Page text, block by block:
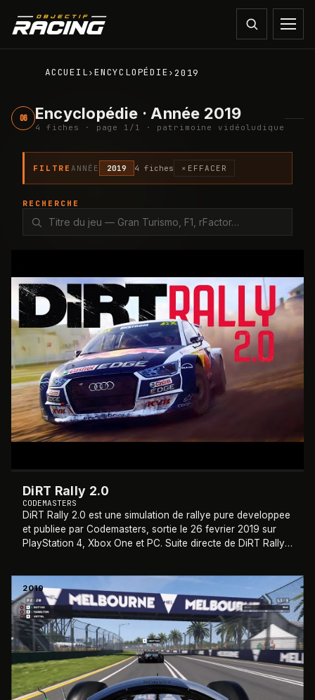
ACCUEIL›ENCYCLOPÉDIE› 2019
06 Encyclopédie · Année 2019
4 fiche s · page 1 / 1 · patrimoine vidéoludique
FILTRE ANNÉE 2019 4 fiches × EFFACER
RECHERCHE
DiRT Rally 2.0
CODEMASTERS
DiRT Rally 2.0 est une simulation de rallye pure developpee
et publiee par Codemasters, sortie le 26 fevrier 2019 sur
PlayStation 4, Xbox One et PC. Suite directe de DiRT Rally
2019